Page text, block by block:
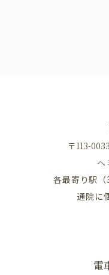
〒113-
へ
各最寄り駅（
通院に
電